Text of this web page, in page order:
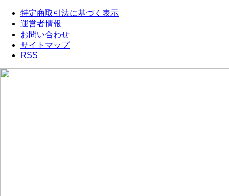
特定商取引法に基づく表示
運営者情報
お問い合わせ
サイトマップ
RSS